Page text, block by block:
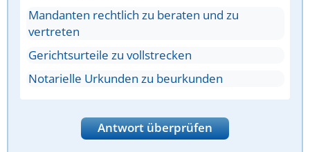
Mandanten rechtlich zu beraten und zu
vertreten
Gerichtsurteile zu vollstrecken
Notarielle Urkunden zu beurkunden
Antwort überprüfen